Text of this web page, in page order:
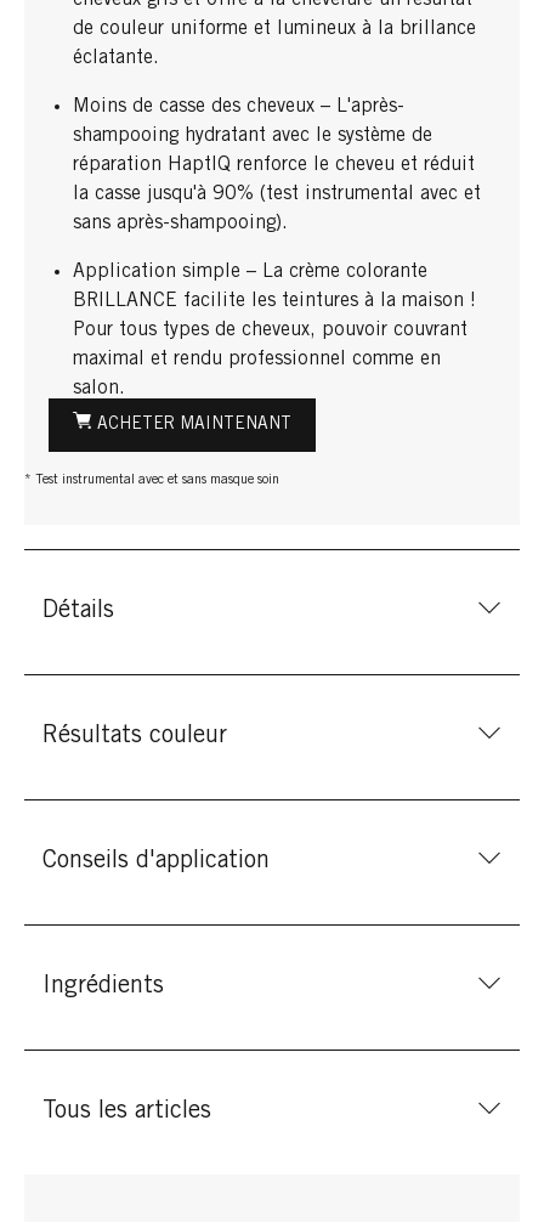
de couleur uniforme et lumineux à la brillance
éclatante.
Moins de casse des cheveux – L'après-
shampooing hydratant avec le système de
réparation HaptIQ renforce le cheveu et réduit
la casse jusqu'à 90% (test instrumental avec et
sans après-shampooing).
Application simple – La crème colorante
BRILLANCE facilite les teintures à la maison !
Pour tous types de cheveux, pouvoir couvrant
maximal et rendu professionnel comme en
salon.
ACHETER MAINTENANT
* Test instrumental avec et sans masque soin
Détails
Résultats couleur
Conseils d'application
Ingrédients
Tous les articles